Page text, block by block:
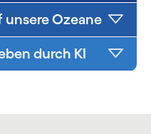
unsere Ozeane
durch KI